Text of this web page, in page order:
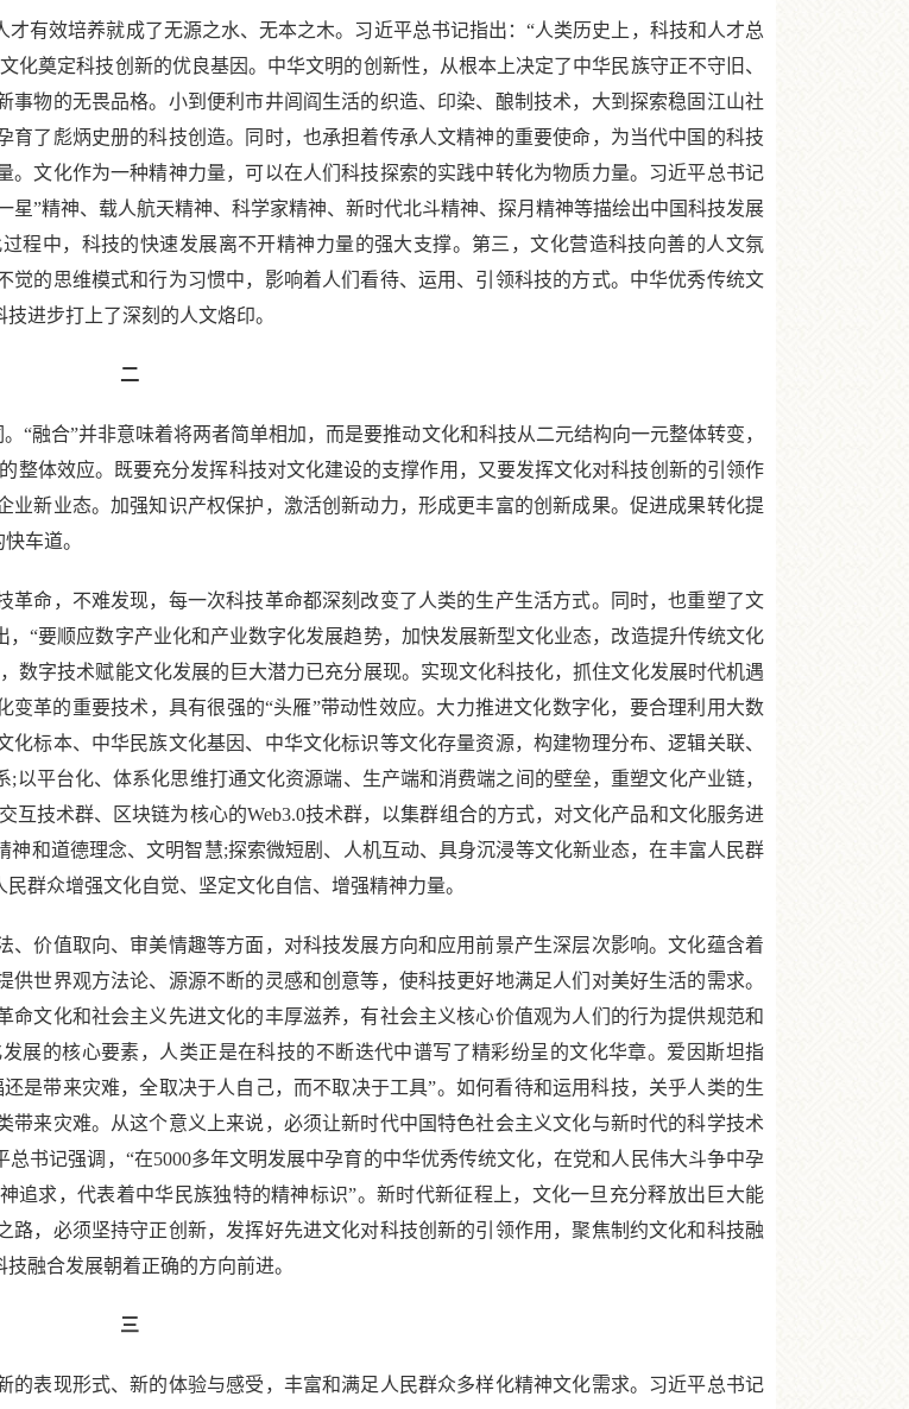
效培养就成了无源之水、无本之木。习近平总书记指出：“人类历史上，科技和人才总
奠定科技创新的优良基因。中华文明的创新性，从根本上决定了中华民族守正不守旧、
物的无畏品格。小到便利市井闾阎生活的织造、印染、酿制技术，大到探索稳固江山社
了彪炳史册的科技创造。同时，也承担着传承人文精神的重要使命，为当代中国的科技
文化作为一种精神力量，可以在人们科技探索的实践中转化为物质力量。习近平总书记
星”精神、载人航天精神、科学家精神、新时代北斗精神、探月精神等描绘出中国科技发展
程中，科技的快速发展离不开精神力量的强大支撑。第三，文化营造科技向善的人文氛
的思维模式和行为习惯中，影响着人们看待、运用、引领科技的方式。中华优秀传统文
进步打上了深刻的人文烙印。
二
融合”并非意味着将两者简单相加，而是要推动文化和科技从二元结构向一元整体转变，
整体效应。既要充分发挥科技对文化建设的支撑作用，又要发挥文化对科技创新的引领作
新业态。加强知识产权保护，激活创新动力，形成更丰富的创新成果。促进成果转化提
车道。
命，不难发现，每一次科技革命都深刻改变了人类的生产生活方式。同时，也重塑了文
“要顺应数字产业化和产业数字化发展趋势，加快发展新型文化业态，改造提升传统文化
数字技术赋能文化发展的巨大潜力已充分展现。实现文化科技化，抓住文化发展时代机遇
革的重要技术，具有很强的“头雁”带动性效应。大力推进文化数字化，要合理利用大数
标本、中华民族文化基因、中华文化标识等文化存量资源，构建物理分布、逻辑关联、
平台化、体系化思维打通文化资源端、生产端和消费端之间的壁垒，重塑文化产业链，
技术群、区块链为核心的Web3.0技术群，以集群组合的方式，对文化产品和文化服务进
和道德理念、文明智慧;探索微短剧、人机互动、具身沉浸等文化新业态，在丰富人民群
群众增强文化自觉、坚定文化自信、增强精神力量。
价值取向、审美情趣等方面，对科技发展方向和应用前景产生深层次影响。文化蕴含着
世界观方法论、源源不断的灵感和创意等，使科技更好地满足人们对美好生活的需求。
文化和社会主义先进文化的丰厚滋养，有社会主义核心价值观为人们的行为提供规范和
展的核心要素，人类正是在科技的不断迭代中谱写了精彩纷呈的文化华章。爱因斯坦指
是带来灾难，全取决于人自己，而不取决于工具”。如何看待和运用科技，关乎人类的生
来灾难。从这个意义上来说，必须让新时代中国特色社会主义文化与新时代的科学技术
书记强调，“在5000多年文明发展中孕育的中华优秀传统文化，在党和人民伟大斗争中孕
追求，代表着中华民族独特的精神标识”。新时代新征程上，文化一旦充分释放出巨大能
，必须坚持守正创新，发挥好先进文化对科技创新的引领作用，聚焦制约文化和科技融
融合发展朝着正确的方向前进。
三
表现形式、新的体验与感受，丰富和满足人民群众多样化精神文化需求。习近平总书记